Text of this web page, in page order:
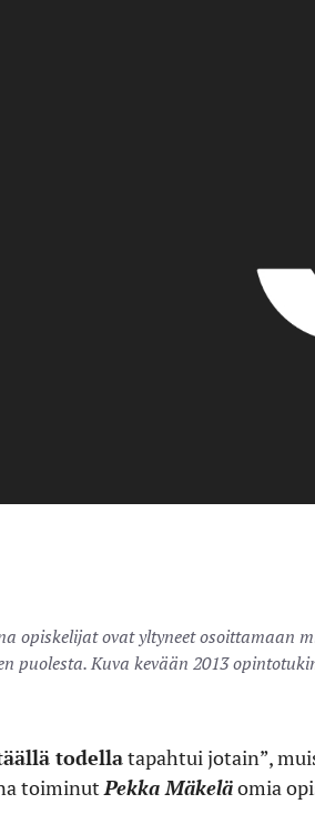
opiskelijat ovat yltyneet osoittamaan
puolesta. Kuva kevään 2013
todellatapahtui jotain”,
toiminut Pekka Mäkeläomia